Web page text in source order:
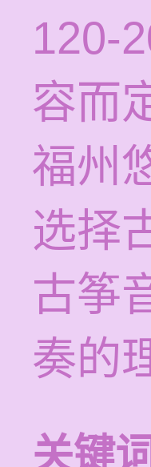
120-
容而
福州
选择
古筝
奏的
关键词